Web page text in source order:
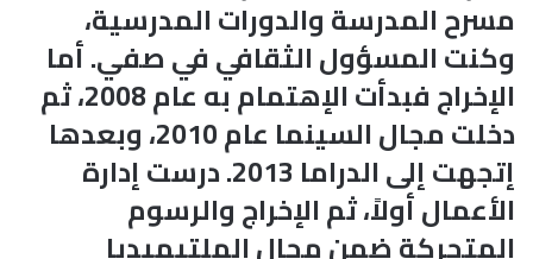
مسرح المدرسة والدورات المدرسية،
وكنت المسؤول الثقافي في صفي. أما
الإخراج فبدأت الإهتمام به عام 2008، ثم
دخلت مجال السينما عام 2010، وبعدها
إتجهت إلى الدراما 2013. درست إدارة
الأعمال أولاً، ثم الإخراج والرسوم
المتحركة ضمن مجال الملتيميديا